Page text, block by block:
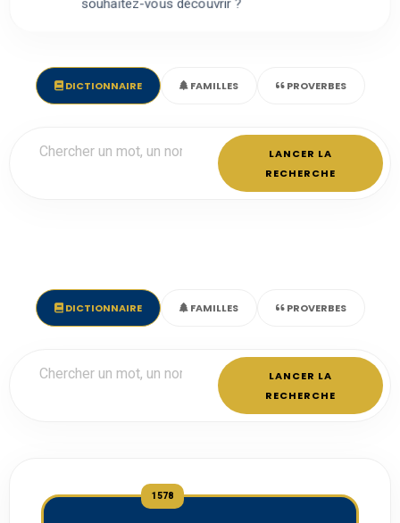
souhaitez-vous découvrir ?
DICTIONNAIRE FAMILLES PROVERBES
LANCER LA
RECHERCHE
DICTIONNAIRE FAMILLES PROVERBES
LANCER LA
RECHERCHE
1578